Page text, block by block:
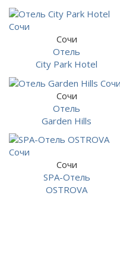
Сочи
Отель
City Park Hotel
Сочи
Отель
Garden Hills
Сочи
SPA-Отель
OSTROVA